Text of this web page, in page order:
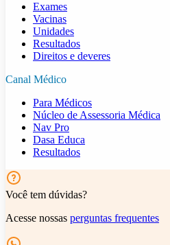
Exames
Vacinas
Unidades
Resultados
Direitos e deveres
Canal Médico
Para Médicos
Núcleo de Assessoria Médica
Nav Pro
Dasa Educa
Resultados
Você tem dúvidas?
Acesse nossas perguntas frequentes